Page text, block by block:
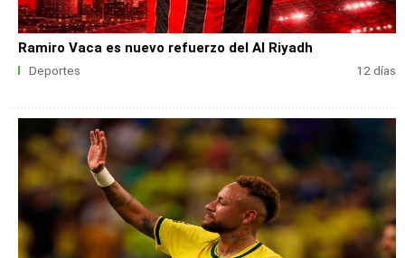
Ramiro Vaca es nuevo refuerzo del Al Riyadh
Deportes 12 días